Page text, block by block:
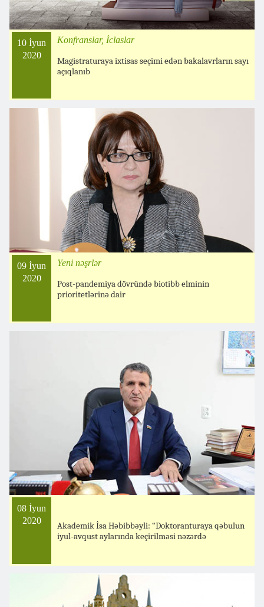
10 İyun
2020
Konfranslar, İclaslar
Magistraturaya ixtisas seçimi edən bakalavrların sayı
açıqlanıb
09 İyun
2020
Yeni nəşrlər
Post-pandemiya dövründə biotibb elminin
prioritetlərinə dair
08 İyun
2020
Akademik İsa Həbibbəyli: “Doktoranturaya qəbulun
iyul-avqust aylarında keçirilməsi nəzərdə